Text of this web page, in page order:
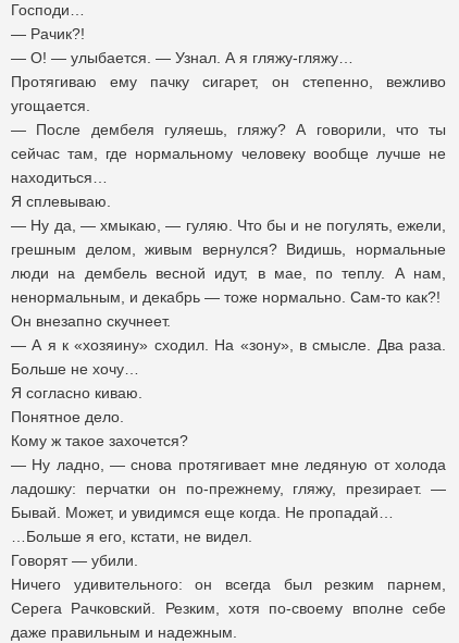
Господи…
— Рачик?!
— О! — улыбается. — Узнал. А я гляжу-гляжу…
Протягиваю ему пачку сигарет, он степенно, вежливо
угощается.
— После дембеля гуляешь, гляжу? А говорили, что ты
сейчас там, где нормальному человеку вообще лучше не
находиться…
Я сплевываю.
— Ну да, — хмыкаю, — гуляю. Что бы и не погулять, ежели,
грешным делом, живым вернулся? Видишь, нормальные
люди на дембель весной идут, в мае, по теплу. А нам,
ненормальным, и декабрь — тоже нормально. Сам-то как?!
Он внезапно скучнеет.
— А я к «хозяину» сходил. На «зону», в смысле. Два раза.
Больше не хочу…
Я согласно киваю.
Понятное дело.
Кому ж такое захочется?
— Ну ладно, — снова протягивает мне ледяную от холода
ладошку: перчатки он по-прежнему, гляжу, презирает. —
Бывай. Может, и увидимся еще когда. Не пропадай…
…Больше я его, кстати, не видел.
Говорят — убили.
Ничего удивительного: он всегда был резким парнем,
Серега Рачковский. Резким, хотя по-своему вполне себе
даже правильным и надежным.